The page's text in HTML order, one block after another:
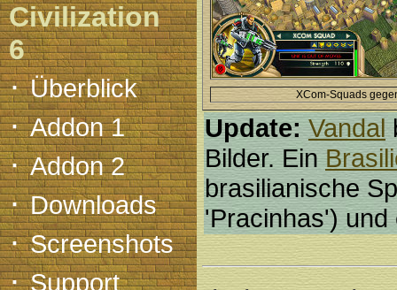
Civilization
6
·Überblick
·Addon 1
·Addon 2
·Downloads
·Screenshots
·Support
XCom-Squads
Update: Vandal
Bilder. Ein
brasilianische
'Pracinhas')